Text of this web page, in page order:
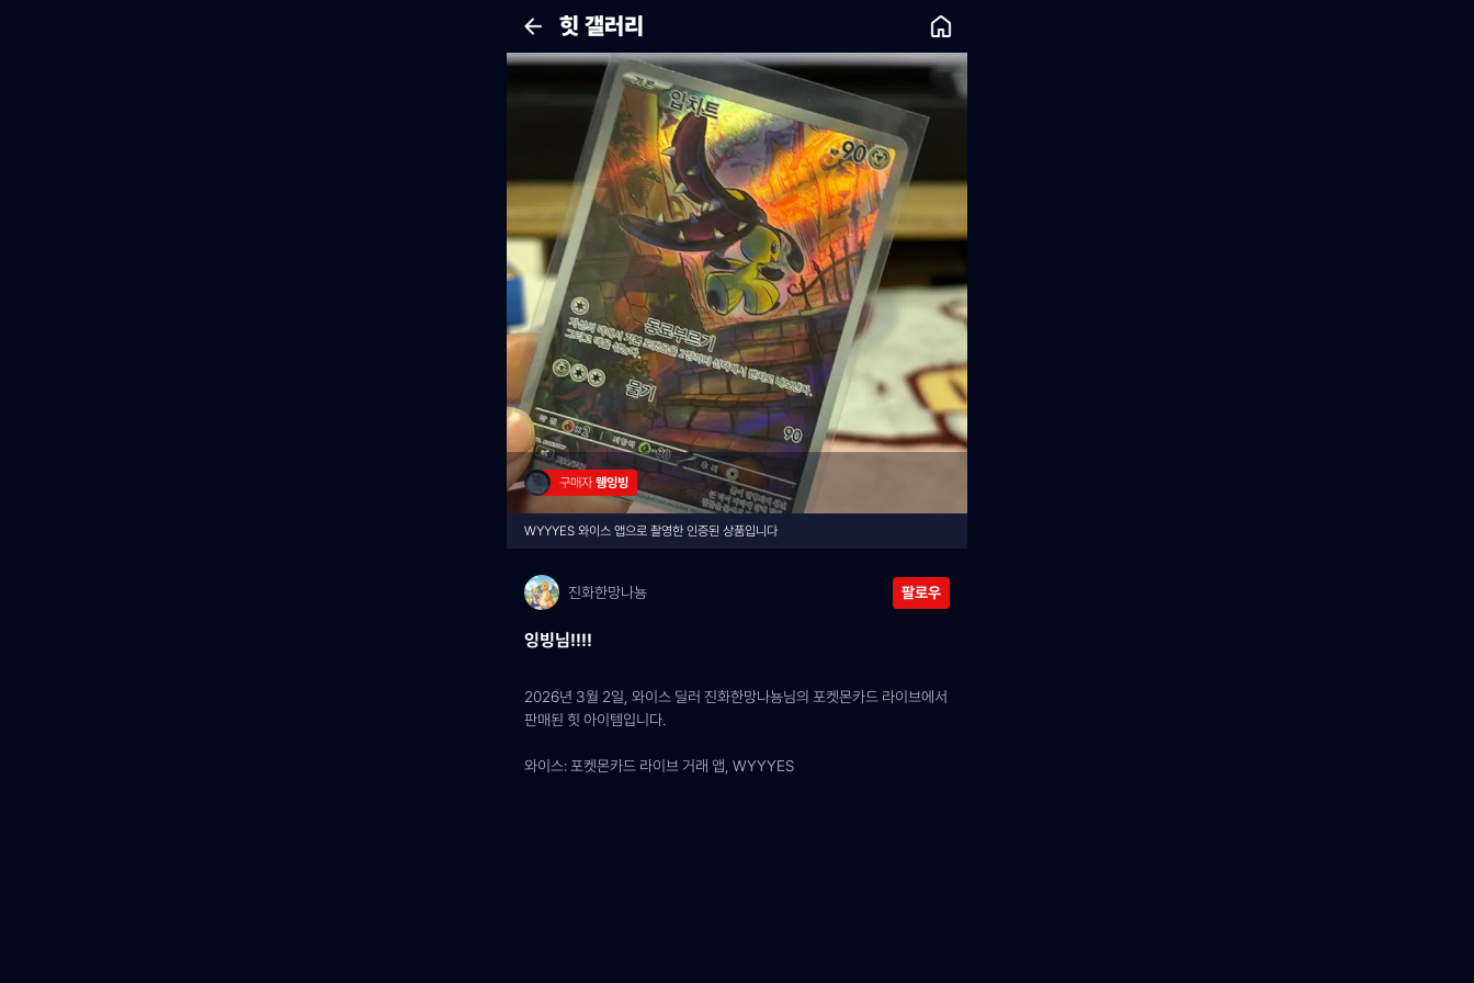
힛 갤러리
구매자 웽잉빙
WYYYES 와이스 앱으로 촬영한 인증된 상품입니다
진화한망나뇽 팔로우
잉빙님!!!!
2026년 3월 2일, 와이스 딜러 진화한망나뇽님의 포켓몬카드 라이브에서
판매된 힛 아이템입니다.
와이스: 포켓몬카드 라이브 거래 앱, WYYYES